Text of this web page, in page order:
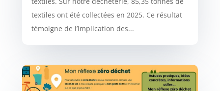
textiles ont été collectées en 2025. Ce résultat
témoigne de l’implication des...